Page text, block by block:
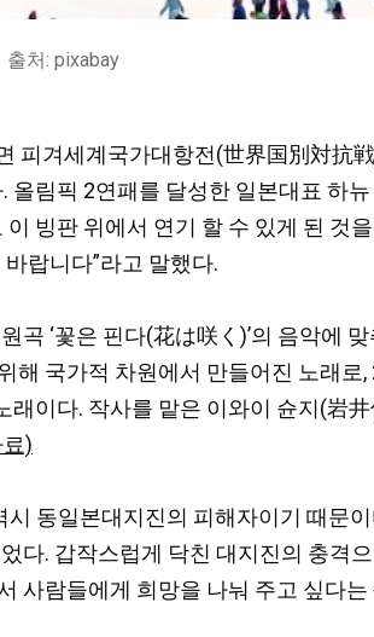
출처: pixabay
피겨세계국가대항전(世界国別対抗
림픽 2연패를 달성한 일본대표 하
빙판 위에서 연기 할 수 있게 된 것
랍니다”라고 말했다.
곡 ‘꽃은 핀다(花は咲く)’의 음악에
해 국가적 차원에서 만들어진 노래
이다. 작사를 맡은 이와이 슌지(岩
)
시 동일본대지진의 피해자이기 때
다. 갑작스럽게 닥친 대지진의 충격
사람들에게 희망을 나눠 주고 싶다